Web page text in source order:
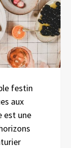
festin
aux
est une